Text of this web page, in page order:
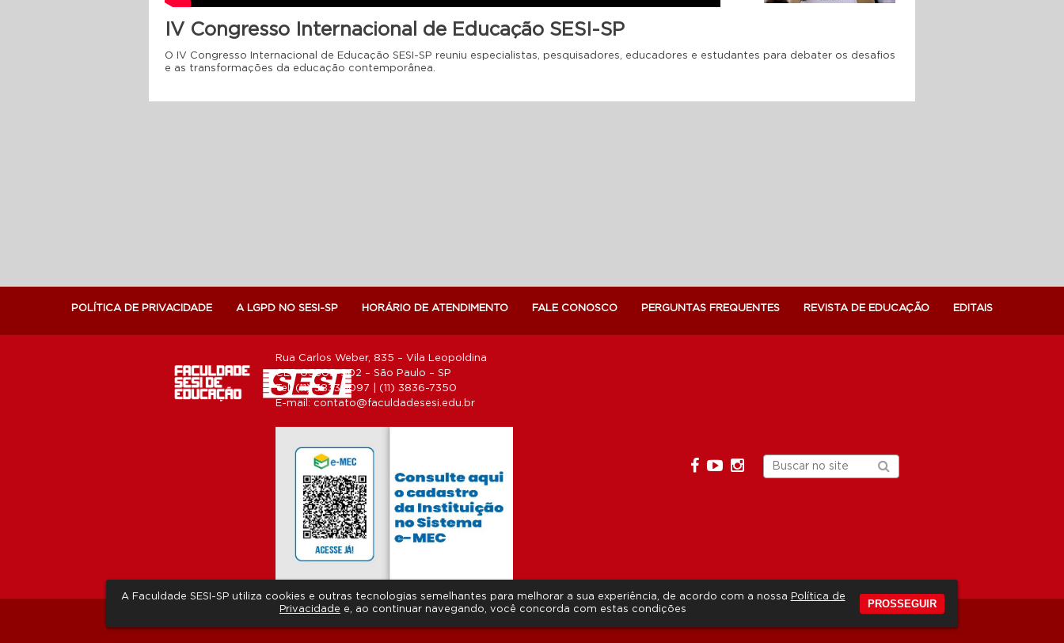
IV Congresso Internacional de Educação SESI-SP
O IV Congresso Internacional de Educação SESI-SP reuniu especialistas, pesquisadores, educadores e estudantes para debater os desafios
e as transformações da educação contemporânea.
POLÍTICA DE PRIVACIDADE A LGPD NO SESI-SP HORÁRIO DE ATENDIMENTO FALE CONOSCO PERGUNTAS FREQUENTES REVISTA DE EDUCAÇÃO EDITAIS
Rua Carlos Weber, 835 – Vila Leopoldina
CEP 05303-902 – São Paulo – SP
Tel: (11) 3833-1097 | (11) 3836-7350
E-mail: contato@faculdadesesi.edu.br
A Faculdade SESI-SP utiliza cookies e outras tecnologias semelhantes para melhorar a sua experiência, de acordo com a nossa Política de
Privacidade e, ao continuar navegando, você concorda com estas condições PROSSEGUIR